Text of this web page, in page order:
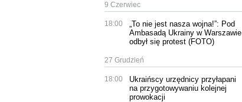
9 Czerwiec
18:00
„To nie jest nasza wojna!”: Pod
Ambasadą Ukrainy w Warszawie
odbył się protest (FOTO)
27 Grudzień
18:00
Ukraińscy urzędnicy przyłapani
na przygotowywaniu kolejnej
prowokacji